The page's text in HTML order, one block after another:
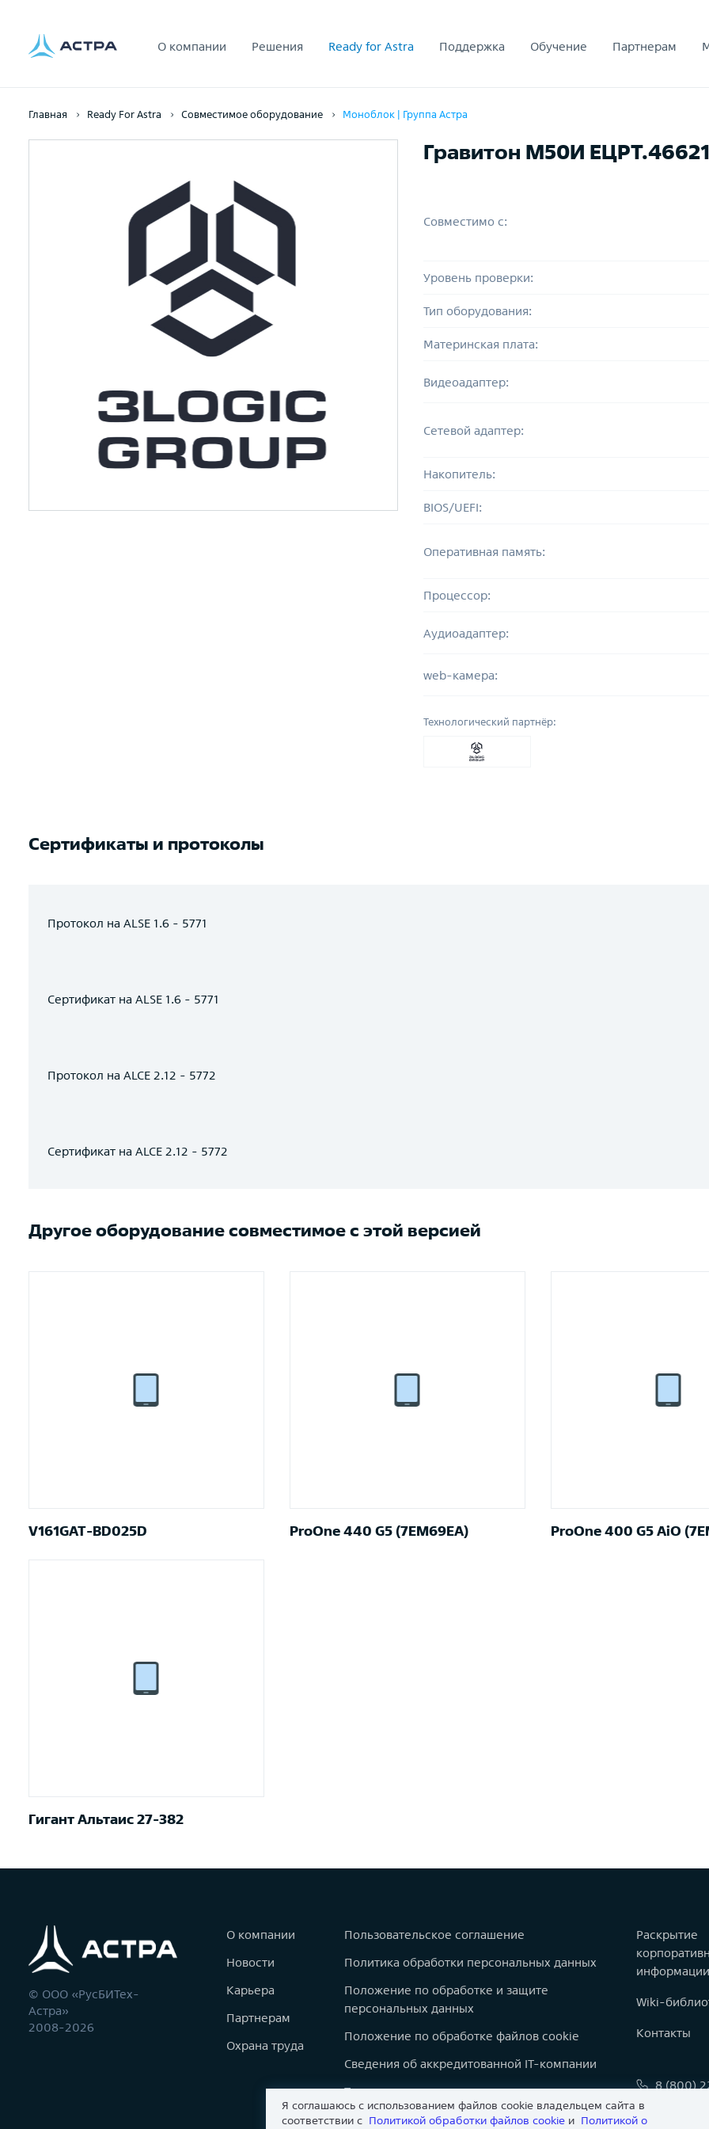
О компании Решения Ready for Astra Поддержка Обучение Партнерам
Главная Ready For Astra Совместимое оборудование Моноблок | Группа Астра
Гравитон М50И
Совместимо с:
Уровень проверки:
Тип оборудования:
Материнская плата:
Видеоадаптер:
Сетевой адаптер:
Накопитель:
BIOS/UEFI:
Оперативная память:
Процессор:
Аудиоадаптер:
web-камера:
Технологический партнёр:
Сертификаты и протоколы
Протокол на ALSE 1.6 - 5771
Сертификат на ALSE 1.6 - 5771
Протокол на ALCE 2.12 - 5772
Сертификат на ALCE 2.12 - 5772
Другое оборудование совместимое с этой версией
V161GAT-BD025D ProOne 440 G5 (7EM69EA) ProOne 400 G5 AiO
Гигант Альтаис 27-382
© ООО «РусБИТех-
Астра»
2008-2026
О компании
Новости
Карьера
Партнерам
Охрана труда
Пользовательское соглашение
Политика обработки персональных данных
Положение по обработке и защите
персональных данных
Положение по обработке файлов cookie
Сведения об аккредитованной IT-компании
Товарные знаки
Карта сайта
Раскрытие
информации
Wiki-
Контакты
8 (800)
Я соглашаюсь с использованием файлов cookie владельцем сайта в
соответствии с Политикой обработки файлов сookie и Политикой о